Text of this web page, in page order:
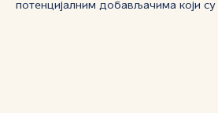
потенцијалним добављачима који